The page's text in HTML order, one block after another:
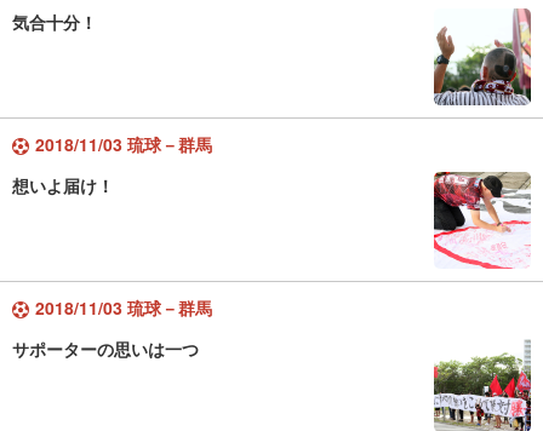
気合十分！
2018/11/03 琉球－群馬
想いよ届け！
2018/11/03 琉球－群馬
サポーターの思いは一つ